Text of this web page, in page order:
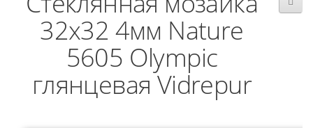
32x32 4мм Nature
5605 Olympic
глянцевая Vidrepur